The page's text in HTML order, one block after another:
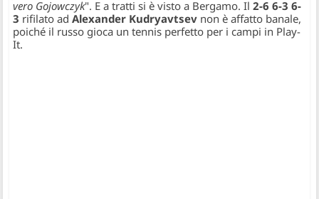
vero Gojowczyk". E a tratti si è visto a Bergamo. Il2-6 6-3 6-
3 rifilato adAlexander Kudryavtsev non è affatto banale,
poiché il russo gioca un tennis perfetto per i campi in Play-
It.